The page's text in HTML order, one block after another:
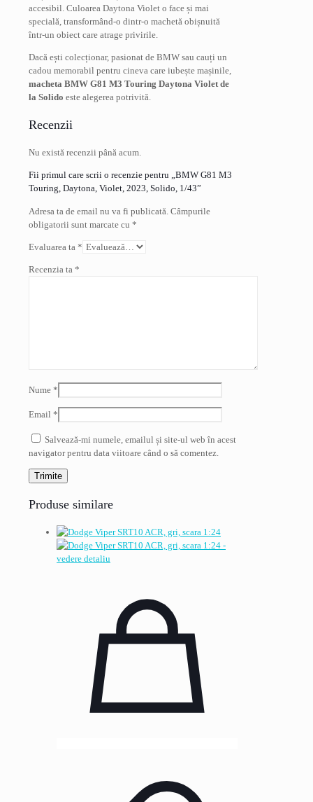
accesibil. Culoarea Daytona Violet o face și mai
specială, transformând-o dintr-o machetă obișnuită
într-un obiect care atrage privirile.
Dacă ești colecționar, pasionat de BMW sau cauți un
cadou memorabil pentru cineva care iubește mașinile,
macheta BMW G81 M3 Touring Daytona Violet de
la Solido este alegerea potrivită.
Recenzii
Nu există recenzii până acum.
Fii primul care scrii o recenzie pentru „BMW G81 M3
Touring, Daytona, Violet, 2023, Solido, 1/43”
Adresa ta de email nu va fi publicată. Câmpurile
obligatorii sunt marcate cu *
Evaluarea ta *
Recenzia ta *
Nume *
Email *
Salvează-mi numele, emailul și site-ul web în acest
navigator pentru data viitoare când o să comentez.
Produse similare